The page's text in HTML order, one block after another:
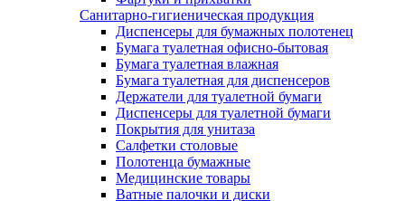
Санитарно-гигиеническая продукция
Диспенсеры для бумажных полотенец
Бумага туалетная офисно-бытовая
Бумага туалетная влажная
Бумага туалетная для диспенсеров
Держатели для туалетной бумаги
Диспенсеры для туалетной бумаги
Покрытия для унитаза
Салфетки столовые
Полотенца бумажные
Медицинские товары
Ватные палочки и диски